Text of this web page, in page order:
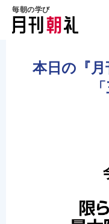
毎朝の学び
本日の『